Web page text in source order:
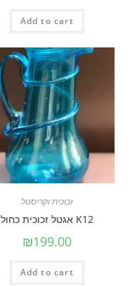
Add to cart
זכוכית וקריסטל
K12 אגטל זכוכית כחול
₪199.00
Add to cart